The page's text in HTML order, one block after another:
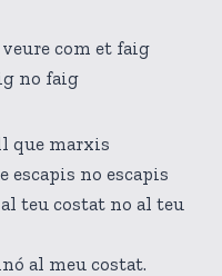
com et faig
no faig
que marxis
no escapis
teu costat no al teu
al meu costat.